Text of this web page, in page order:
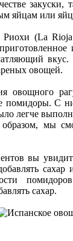
закуски,
яйцам или
Риохи (La
овощей.
овощного
помидоры. С
легче
мы
вы
сахар
сахар.